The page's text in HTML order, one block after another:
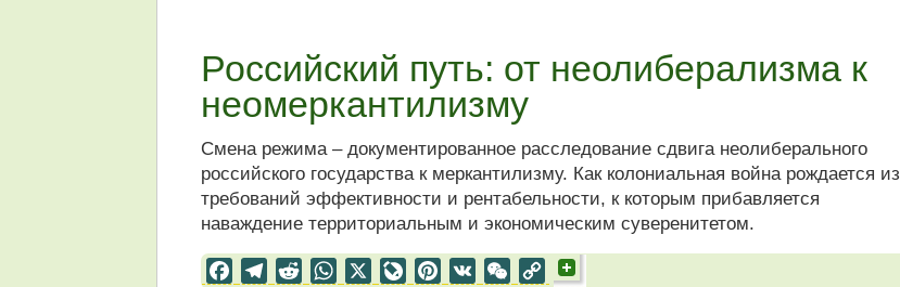
Российский путь: от неолиберализма к
неомеркантилизму
Смена режима – документированное расследование сдвига неолиберального
российского государства к меркантилизму. Как колониальная война рождается из
требований эффективности и рентабельности, к которым прибавляется
наваждение территориальным и экономическим суверенитетом.
FacebookTelegramRedditWhatsApp LiveJournal
Pinterest
VK WeChat
Copy